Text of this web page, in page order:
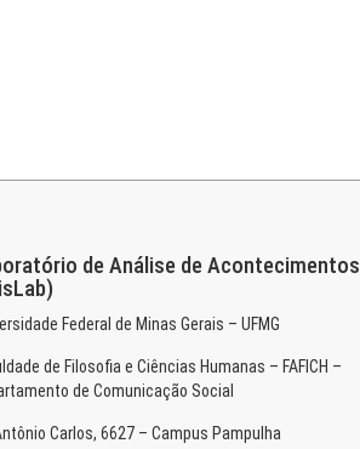
de Análise de Acontecimentos
Federal de Minas Gerais – UFMG
de Filosofia e Ciências Humanas – FAFICH –
de Comunicação Social
Carlos, 6627 – Campus Pampulha